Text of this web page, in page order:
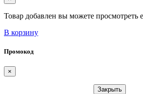
Товар добавлен вы можете просмотреть
В корзину
Промокод
×
Закрыть